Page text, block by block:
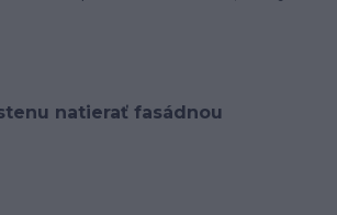
natierať fasádnou